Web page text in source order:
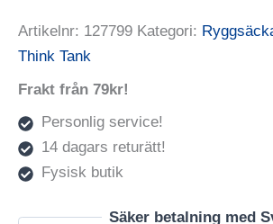
Artikelnr: 127799 Kategori:
Think Tank
Frakt från 79kr!
Personlig service!
14 dagars returätt!
Fysisk butik
Säker betalning med